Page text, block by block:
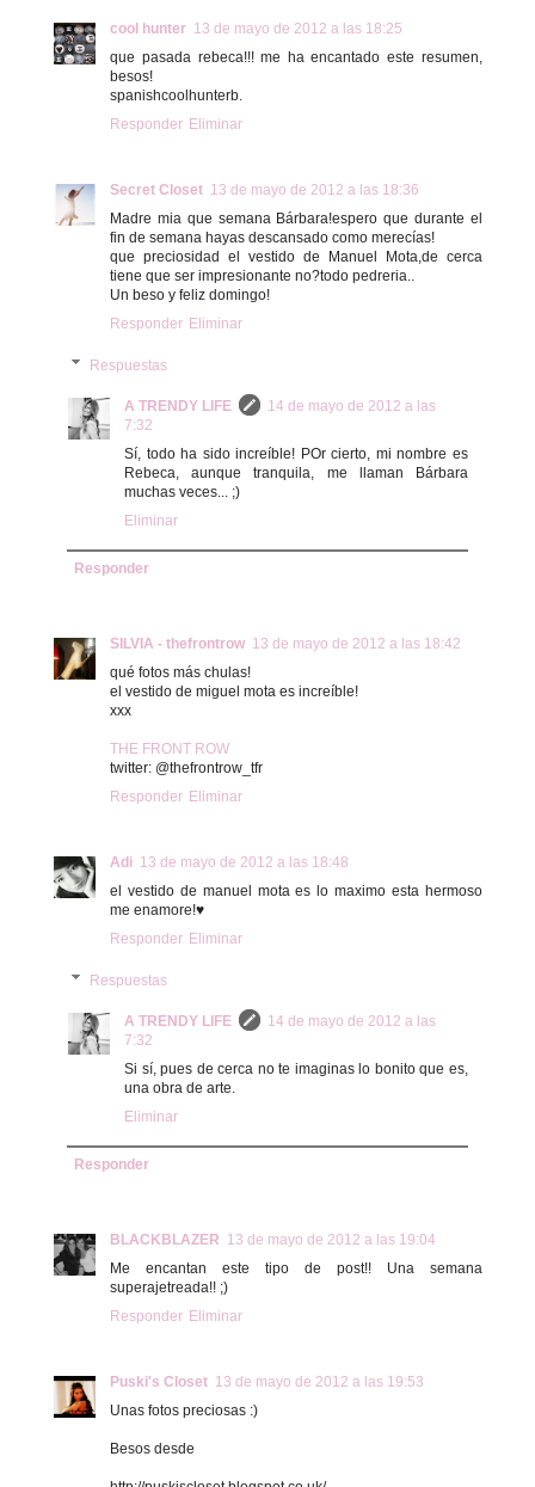
cool hunter 13 de mayo de 2012 a las 18:25
que pasada rebeca!!! me ha encantado este resumen,
besos!
spanishcoolhunterb.
Responder Eliminar
Secret Closet 13 de mayo de 2012 a las 18:36
Madre mia que semana Bárbara!espero que durante el
fin de semana hayas descansado como merecías!
que preciosidad el vestido de Manuel Mota,de cerca
tiene que ser impresionante no?todo pedreria..
Un beso y feliz domingo!
Responder Eliminar
Respuestas
A TRENDY LIFE
14 de mayo de 2012 a las
7:32
Sí, todo ha sido increíble! POr cierto, mi nombre es
Rebeca, aunque tranquila, me llaman Bárbara
muchas veces... ;)
Eliminar
Responder
SILVIA - thefrontrow 13 de mayo de 2012 a las 18:42
qué fotos más chulas!
el vestido de miguel mota es increíble!
xxx
THE FRONT ROW
twitter: @thefrontrow_tfr
Responder Eliminar
Adi 13 de mayo de 2012 a las 18:48
el vestido de manuel mota es lo maximo esta hermoso
me enamore!♥
Responder Eliminar
Respuestas
A TRENDY LIFE
14 de mayo de 2012 a las
7:32
Si sí, pues de cerca no te imaginas lo bonito que es,
una obra de arte.
Eliminar
Responder
BLACKBLAZER 13 de mayo de 2012 a las 19:04
Me encantan este tipo de post!! Una semana
superajetreada!! ;)
Responder Eliminar
Puski's Closet 13 de mayo de 2012 a las 19:53
Unas fotos preciosas :)
Besos desde